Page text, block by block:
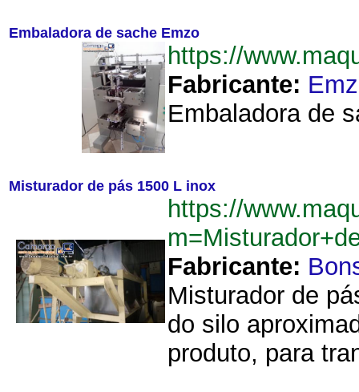
Embaladora de sache Emzo
https://
Fabricante:
Embaladora de
Misturador de pás 1500 L inox
https://
Fabricante:
Misturador de
do silo
produto, para